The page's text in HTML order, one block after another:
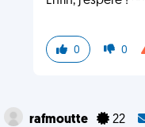
0 0
rafmoutte 22